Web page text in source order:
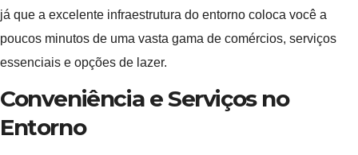
já que a excelente infraestrutura do entorno coloca você a
poucos minutos de uma vasta gama de comércios, serviços
essenciais e opções de lazer.
Conveniência e Serviços no
Entorno